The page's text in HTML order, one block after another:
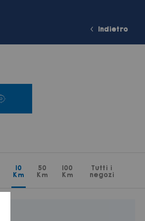
Indietro
10
Km
50
Km
100
Km
Tutti i
negozi